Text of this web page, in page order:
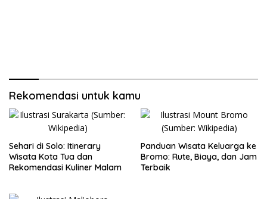
Rekomendasi untuk kamu
Sehari di Solo: Itinerary
Wisata Kota Tua dan
Rekomendasi Kuliner Malam
Panduan Wisata Keluarga ke
Bromo: Rute, Biaya, dan Jam
Terbaik